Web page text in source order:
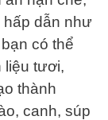
hấp dẫn như
có thể
liệu tươi,
thành
canh, súp